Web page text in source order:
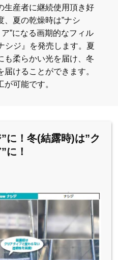
生産者に継続使用頂き好
、夏の乾燥時は”ナシ
”になる画期的なフィル
シジ』を発売します。夏
も柔らかい光を届け、冬
けることができます。
可能です。
に！冬(結露時)は”ク
に！